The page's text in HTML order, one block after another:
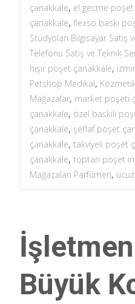
çanakkale, el gecme
çanakkale, flexso baskı
Stüdyoları Bilgisayar Satış
Telefonu Satış ve Teknik
hışır poşet çanakkale, izmir
Petshop Medikal,
Mağazalar, market poşeti
çanakkale, özel baskılı
çanakkale, şeffaf poşet
çanakkale, takviyeli poşet
çanakkale, toptan poşet
Mağazaları Parfümeri,
Büyük